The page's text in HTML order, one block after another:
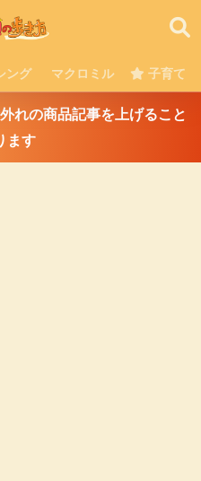
ング マクロミル 子育て
れの商品記事を上げること
ます